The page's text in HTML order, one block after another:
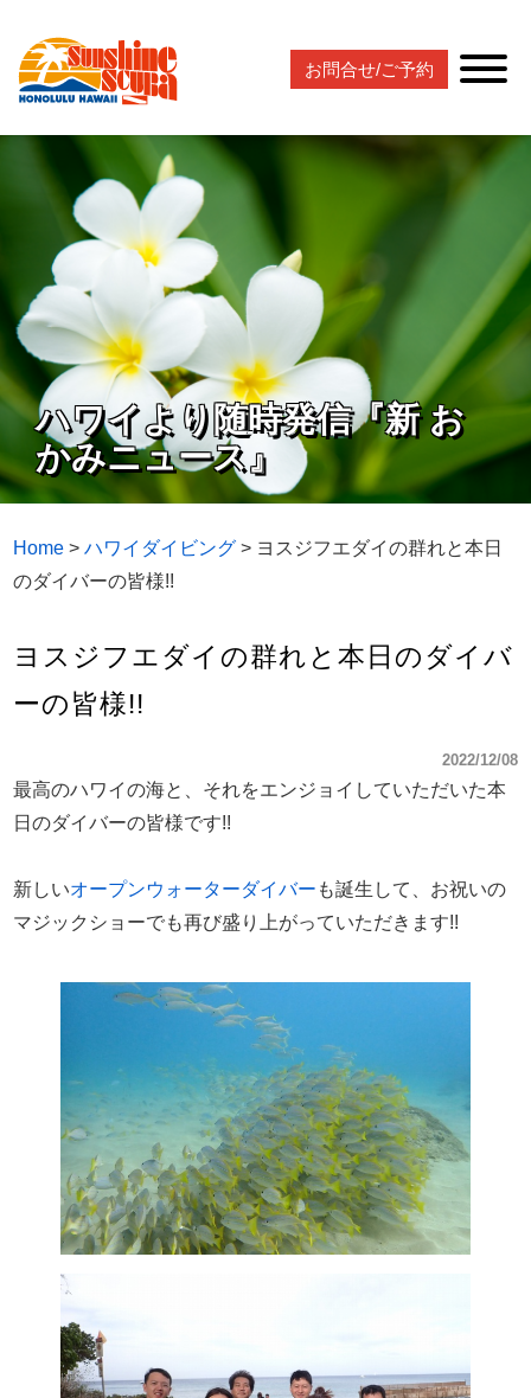
お問合せ/ご予約
ハワイより随時発信『新 お
かみニュース』
Home >ハワイダイビング > ヨスジフエダイの群れと本日
のダイバーの皆様!!
ヨスジフエダイの群れと本日のダイバ
ーの皆様!!
2022/12/08
最高のハワイの海と、それをエンジョイしていただいた本
日のダイバーの皆様です!!
新しいオープンウォーターダイバー も誕生して、お祝いの
マジックショーでも再び盛り上がっていただきます!!